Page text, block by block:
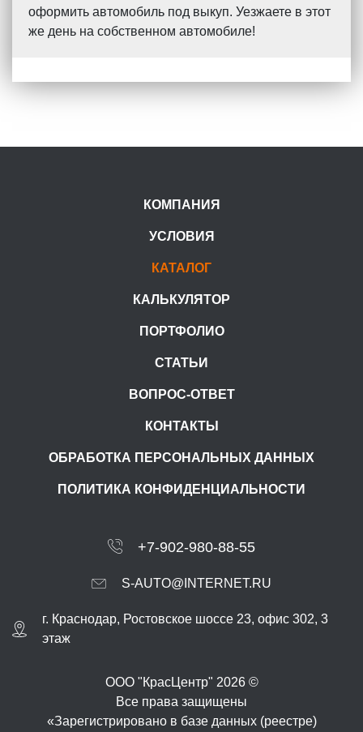
оформить автомобиль под выкуп. Уезжаете в этот
же день на собственном автомобиле!
КОМПАНИЯ
УСЛОВИЯ
КАТАЛОГ
КАЛЬКУЛЯТОР
ПОРТФОЛИО
СТАТЬИ
ВОПРОС-ОТВЕТ
КОНТАКТЫ
ОБРАБОТКА ПЕРСОНАЛЬНЫХ ДАННЫХ
ПОЛИТИКА КОНФИДЕНЦИАЛЬНОСТИ
+7-902-980-88-55
S-AUTO@INTERNET.RU
г. Краснодар, Ростовское шоссе 23, офис 302, 3
этаж
ООО "КрасЦентр" 2026 ©
Все права защищены
«Зарегистрировано в базе данных (реестре)